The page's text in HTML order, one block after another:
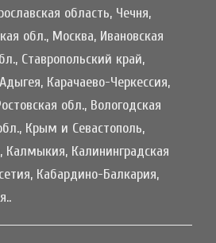
область, Чечня,
обл., Москва, Ивановская
Ставропольский край,
Карачаево-Черкессия,
обл., Вологодская
Крым и Севастополь,
Калмыкия, Калининградская
Кабардино-Балкария,